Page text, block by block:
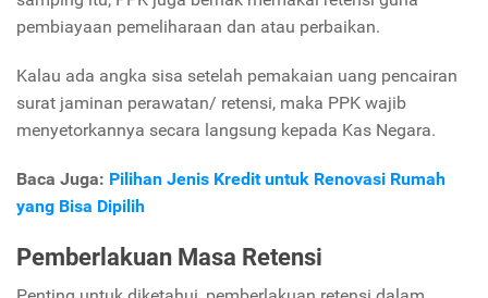
pembiayaan pemeliharaan dan atau perbaikan.
Kalau ada angka sisa setelah pemakaian uang pencairan
surat jaminan perawatan/ retensi, maka PPK wajib
menyetorkannya secara langsung kepada Kas Negara.
Baca Juga: Pilihan Jenis Kredit untuk Renovasi Rumah
yang Bisa Dipilih
Pemberlakuan Masa Retensi